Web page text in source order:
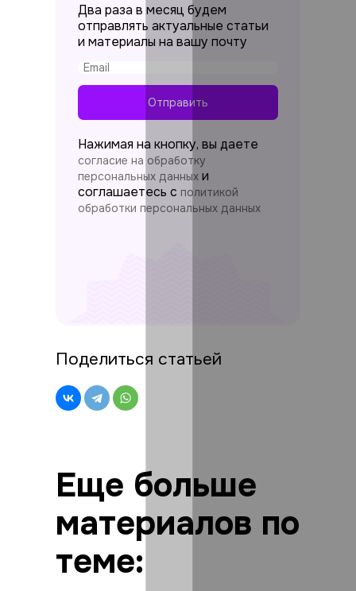
Два раза в месяц будем
отправлять актуальные статьи
и материалы на вашу почту
Отправить
Нажимая на кнопку, вы даете
согласие на обработку
персональных данных и
соглашаетесь c политикой
обработки персональных данных
Поделиться статьей
Еще больше
материалов по
теме: